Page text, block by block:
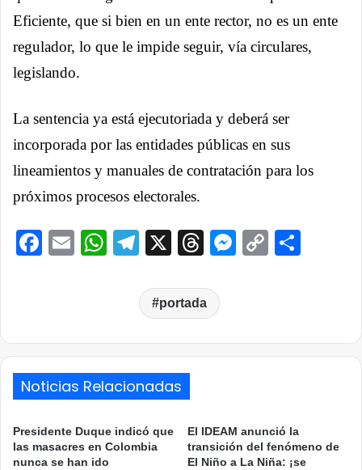
Eficiente, que si bien en un ente rector, no es un ente
regulador, lo que le impide seguir, vía circulares,
legislando.
La sentencia ya está ejecutoriada y deberá ser
incorporada por las entidades públicas en sus
lineamientos y manuales de contratación para los
próximos procesos electorales.
Facebook
EmailWhatsApp
Telegram
X ThreadsCopy
portada
Noticias Relacionadas
Presidente Duque indicó que
las masacres en Colombia
nunca se han ido
El IDEAM anunció la
transición del fenómeno de
El Niño a La Niña: ¡se